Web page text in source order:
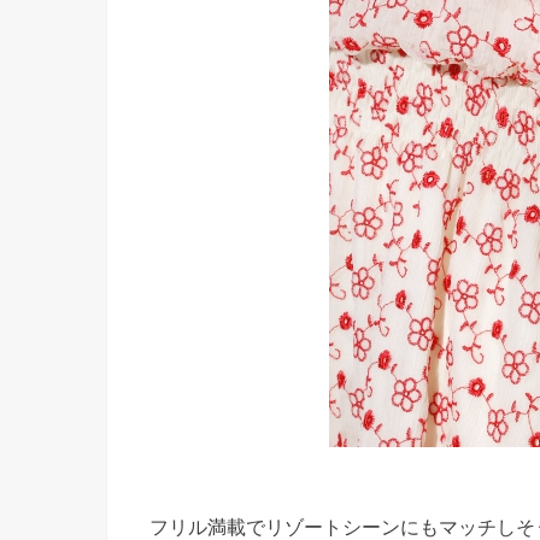
フリル満載でリゾートシーンにもマッチしそ